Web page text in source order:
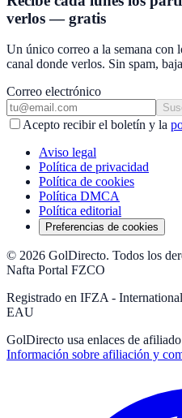
verlos — gratis
Un único correo a la semana con
canal donde verlos. Sin spam,
Correo electrónico
Acepto recibir el boletín y la
Aviso legal
Política de privacidad
Política de cookies
Política DMCA
Política editorial
Preferencias de cookies
© 2026 GolDirecto. Todos los
Nafta Portal FZCO
Registrado en IFZA -
EAU
GolDirecto usa enlaces de
Información sobre afiliación y